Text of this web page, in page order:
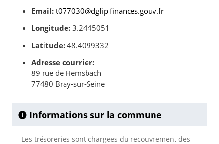
Email: t077030@dgfip.finances.gouv.fr
Longitude: 3.2445051
Latitude: 48.4099332
Adresse courrier:
89 rue de Hemsbach
77480 Bray-sur-Seine
Informations sur la commune
Les trésoreries sont chargées du recouvrement des